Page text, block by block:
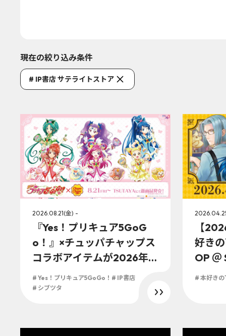
現在の絞り込み条件
# IP書店 サテライトストア
2026.08.21(金) -
『Yes！プリキュア5GoG
o！』×チュッパチャップス
コラボアイテムが2026年8
月21日(金)より一部対象のT
SUTAYA店舗にて発売決
# Yes！プリキュア5GoGo！ # IP書店
# シブツタ
【
好き
OP ＠
階 IP
# 本好きの